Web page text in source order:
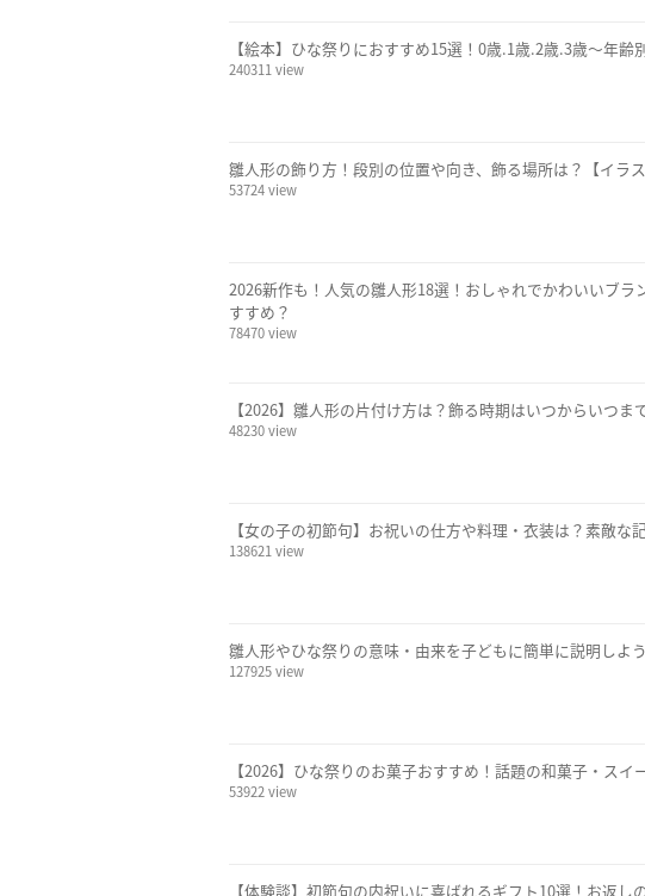
【絵本】ひな祭りにおすすめ15選！0歳.1歳.2歳.3歳～年齢
240311 view
雛人形の飾り方！段別の位置や向き、飾る場所は？【イラ
53724 view
2026新作も！人気の雛人形18選！おしゃれでかわいいブラ
すすめ？
78470 view
【2026】雛人形の片付け方は？飾る時期はいつからいつ
48230 view
【女の子の初節句】お祝いの仕方や料理・衣装は？素敵な
138621 view
雛人形やひな祭りの意味・由来を子どもに簡単に説明しよ
127925 view
【2026】ひな祭りのお菓子おすすめ！話題の和菓子・スイ
53922 view
【体験談】初節句の内祝いに喜ばれるギフト10選！お返し